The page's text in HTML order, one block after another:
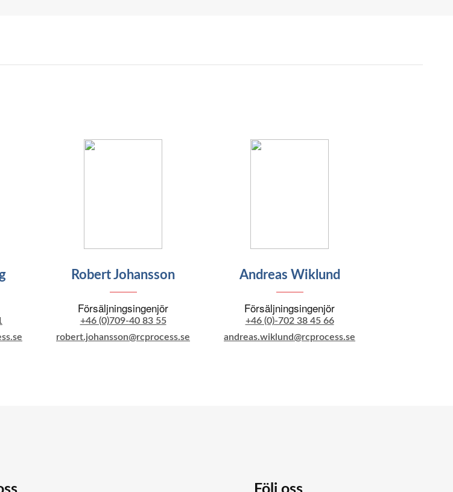
Robert Johansson
Försäljningsingenjör
+46 (0)709-40 83 55
robert.johansson@rcprocess.se
Andreas Wiklund
Försäljningsingenjör
+46 (0)-702 38 45 66
andreas.wiklund@rcprocess.se